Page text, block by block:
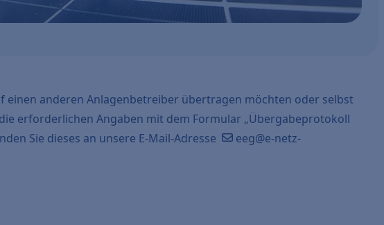
einen anderen Anlagenbetreiber übertragen möchten oder selbst
erforderlichen Angaben mit dem Formular „Übergabeprotokoll
Sie dieses an unsere E-Mail-Adresse
eeg@e-netz-